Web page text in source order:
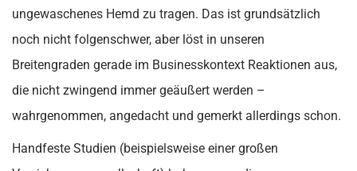
ungewaschenes Hemd zu tragen. Das ist grundsätzlich
noch nicht folgenschwer, aber löst in unseren
Breitengraden gerade im Businesskontext Reaktionen aus,
die nicht zwingend immer geäußert werden –
wahrgenommen, angedacht und gemerkt allerdings schon.
Handfeste Studien (beispielsweise einer großen